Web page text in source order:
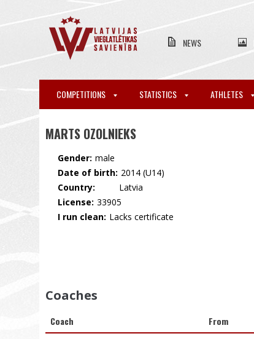
NEWS
COMPETITIONS STATISTICS ATHLETES
MARTS OZOLNIEKS
Gender: male
Date of birth: 2014 (U14)
Country:
🇱🇻 Latvia
License: 33905
I run clean: Lacks certificate
Coaches
Coach From